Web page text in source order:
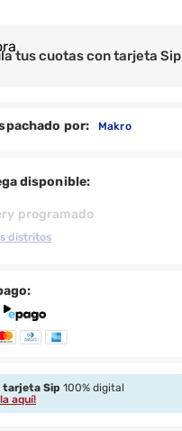
tus cuotas con tarjeta Sip
por: Makro
disponible:
programado
distritos
tarjeta Sip 100% digital
aquí!